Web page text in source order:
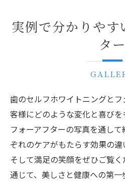
実例で分かりやす
ター
歯のセルフホワイトニングと
客様にどのような変化と喜び
フォーアフターの写真を通し
ぞれのケアがもたらす効果の違
そして満足の笑顔をぜひご覧
通じて、美しさと健康への第